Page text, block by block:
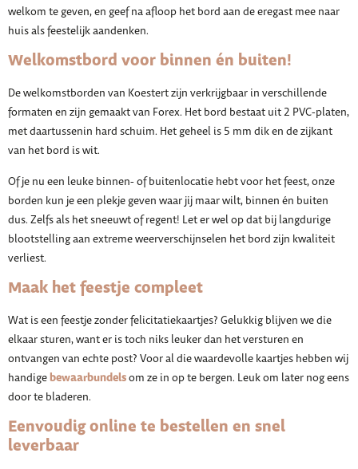
welkom te geven, en geef na afloop het bord aan de eregast mee naar
huis als feestelijk aandenken.
Welkomstbord voor binnen én buiten!
De welkomstborden van Koestert zijn verkrijgbaar in verschillende
formaten en zijn gemaakt van Forex. Het bord bestaat uit 2 PVC-platen,
met daartussenin hard schuim. Het geheel is 5 mm dik en de zijkant
van het bord is wit.
Of je nu een leuke binnen- of buitenlocatie hebt voor het feest, onze
borden kun je een plekje geven waar jij maar wilt, binnen én buiten
dus. Zelfs als het sneeuwt of regent! Let er wel op dat bij langdurige
blootstelling aan extreme weerverschijnselen het bord zijn kwaliteit
verliest.
Maak het feestje compleet
Wat is een feestje zonder felicitatiekaartjes? Gelukkig blijven we die
elkaar sturen, want er is toch niks leuker dan het versturen en
ontvangen van echte post? Voor al die waardevolle kaartjes hebben wij
handigebewaarbundelsom ze in op te bergen. Leuk om later nog eens
door te bladeren.
Eenvoudig online te bestellen en snel
leverbaar